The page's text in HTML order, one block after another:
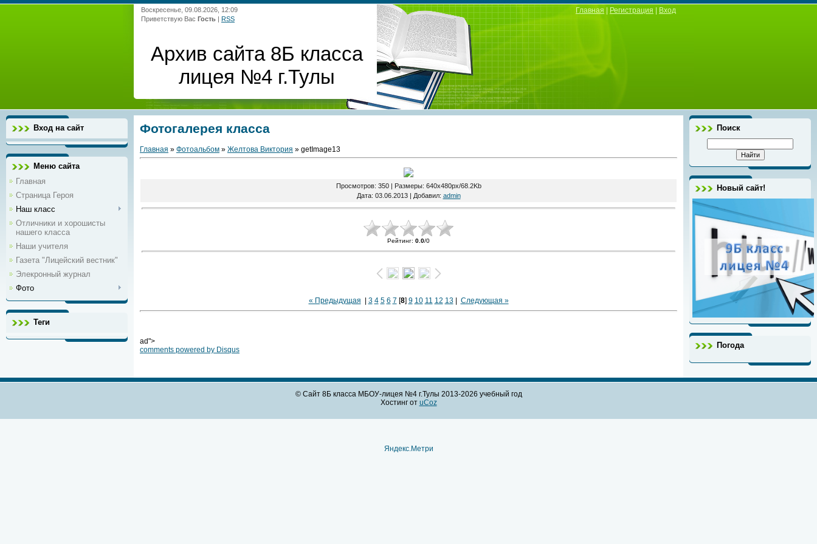
Воскресенье, 09.08.2026, 12:09
Приветствую Вас Гость | RSS
Архив сайта 8Б класса
лицея №4 г.Тулы
Главная Регистрация Вход
Вход на сайт
Меню сайта
Главная
Страница Героя
Наш класс
Отличники и хорошисты
нашего класса
Наши учителя
Газета "Лицейский вестник"
Элекронный журнал
Фото
Теги
Фотогалерея класса
Главная » Фотоальбом » Желтова Виктория » getImage13
Просмотров: 350 | Размеры: 640x480px/68.2Kb
Дата: 03.06.2013 | Добавил: admin
Рейтинг: 0.0/0
« Предыдущая 3 4 5 6 7 [8] 9 10 11 12 13| Следующая »
ad">
comments powered by Disqus
Поиск
Новый сайт!
Погода
© Сайт 8Б класса МБОУ-лицея №4 г.Тулы 2013-2026 учебный год
Хостинг от uCoz